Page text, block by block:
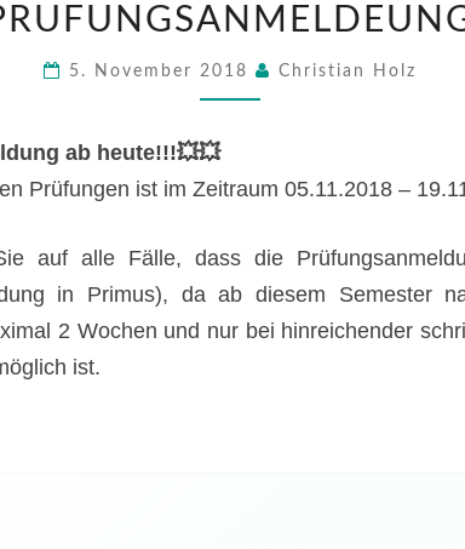
5. November 2018 Christian Holz
ab heute!!!💥💥
Prüfungen ist im Zeitraum 05.11.2018 –
auf alle Fälle, dass die
in Primus), da ab diesem Semester
2 Wochen und nur bei hinreichender
ist.